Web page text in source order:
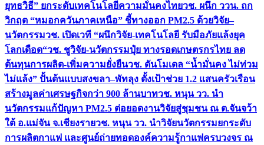
ยุทธวิธี” ยกระดับเทคโนโลยีความมั่นคงไทยวช. ผนึก ววน. ถก
วิกฤต “หมอกควันภาคเหนือ” ชี้ทางออก PM2.5 ด้วยวิจัย–
นวัตกรรมวช. เปิดเวที “ผนึกวิจัย-เทคโนโลยี รับมือภัยแล้งยุค
โลกเดือด“วช. ชูวิจัย-นวัตกรรมปุ๋ย ทางรอดเกษตรกรไทย ลด
ต้นทุนการผลิต-เพิ่มความยั่งยืนวช. ดันโมเดล “น้ำมั่นคง ไม่ท่วม
ไม่แล้ง” ปั้นต้นแบบสงขลา–พัทลุง ตั้งเป้าช่วย 1.2 แสนครัวเรือน
สร้างมูลค่าเศรษฐกิจกว่า 900 ล้านบาทวช. หนุน วว. นำ
นวัตกรรมแก้ปัญหา PM2.5 ต่อยอดงานวิจัยสู่ชุมชน ณ ต.จันจว้า
ใต้ อ.แม่จัน จ.เชียงรายวช. หนุน วว. นำวิจัยนวัตกรรมยกระดับ
การผลิตกาแฟ และศูนย์ถ่ายทอดองค์ความรู้กาแฟครบวงจร ณ